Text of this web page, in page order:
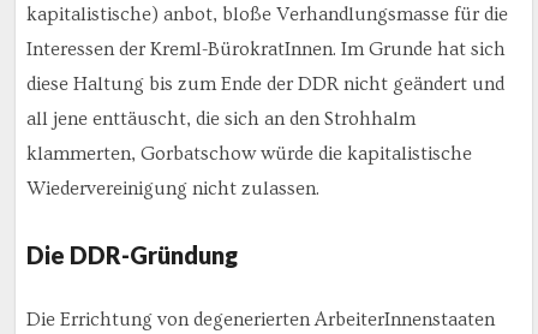
kapitalistische) anbot, bloße Verhandlungsmasse für die
Interessen der Kreml-BürokratInnen. Im Grunde hat sich
diese Haltung bis zum Ende der DDR nicht geändert und
all jene enttäuscht, die sich an den Strohhalm
klammerten, Gorbatschow würde die kapitalistische
Wiedervereinigung nicht zulassen.
Die DDR-Gründung
Die Errichtung von degenerierten ArbeiterInnenstaaten